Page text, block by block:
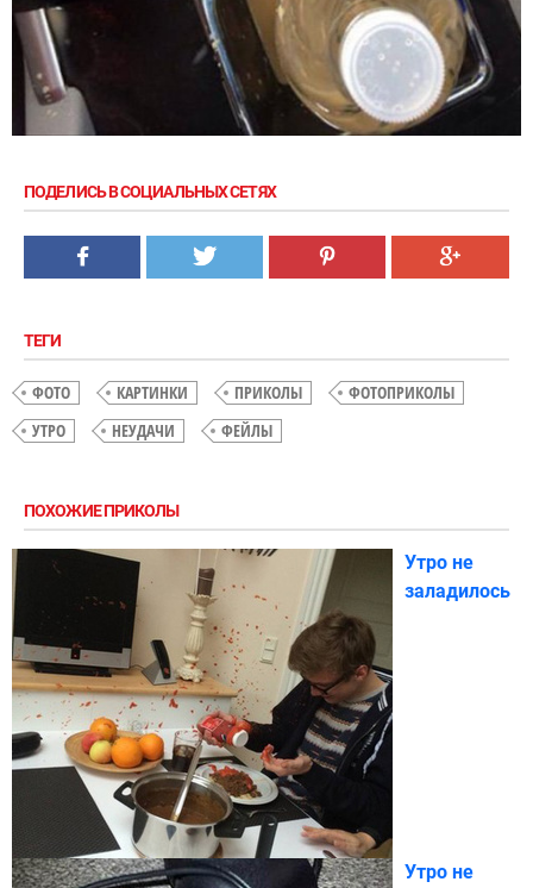
ПОДЕЛИСЬ В СОЦИАЛЬНЫХ СЕТЯХ
ТЕГИ
ФОТО КАРТИНКИ ПРИКОЛЫ
ФОТОПРИКОЛЫ
УТРО
НЕУДАЧИ ФЕЙЛЫ
ПОХОЖИЕ ПРИКОЛЫ
Утро не
заладилось
Утро не